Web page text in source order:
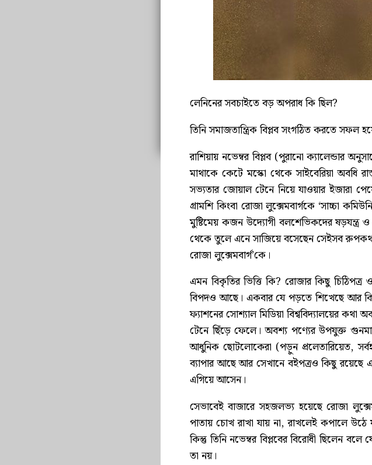
লেনিনের সবচাইতে বড় অপরাধ কি ছিল?
তিনি সমাজতান্ত্রিক বিপ্লব সংগঠিত করতে সফল
রাশিয়ায় নভেম্বর বিপ্লব (পুরানো ক্যালেন্ডার
মাথাকে কেটে মস্কো থেকে সাইবেরিয়া অবধি
সভ্যতার জোয়াল টেনে নিয়ে যাওয়ার ইজারা
গ্রামশি কিংবা রোজা লুক্সেমবার্গকে ‘সাচ্চা
মুষ্টিমেয় কজন উদ্যোগী বলশেভিকদের ষড়যন্ত্র
থেকে তুলে এনে সাজিয়ে বসেছেন সেইসব
রোজা লুক্সেমবার্গ’কে।
এমন বিকৃতির ভিত্তি কি? রোজার কিছু
বিপদও আছে। একবার যে পড়তে শিখেছে আর
ফ্যাশনের সোশ্যাল মিডিয়া বিশ্ববিদ্যালয়ের
টেনে ছিঁড়ে ফেলে। অবশ্য পণ্যের উপযুক্ত
আধুনিক ছোটলোকেরা (পড়ুন প্রলেতারিয়েত,
ব্যাপার আছে আর সেখানে বইপত্রও কিছু
এগিয়ে আসেন।
সেভাবেই বাজারে সহজলভ্য হয়েছে রোজা
পাতায় চোখ রাখা যায় না, রাখলেই কপালে উঠে
কিন্তু তিনি নভেম্বর বিপ্লবের বিরোধী
তা নয়।